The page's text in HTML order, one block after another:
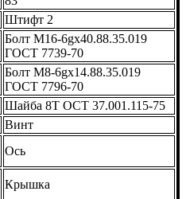
Штифт 2
Болт М16-6gx40.88.35.019
ГОСТ 7739-70
Болт М8-6gx14.88.35.019
ГОСТ 7796-70
Шайба 8Т ОСТ 37.001.115-75
Винт
Ось
Крышка